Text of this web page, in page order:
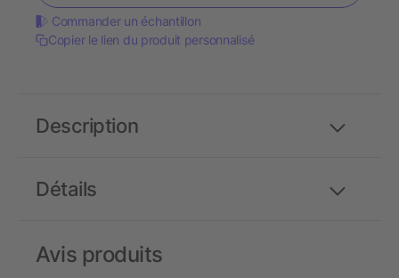
Commander un échantillon
Copier le lien du produit personnalisé
Détails
Description
Avis produits